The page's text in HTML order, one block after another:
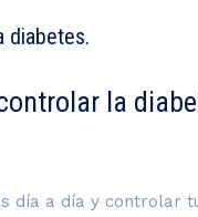
diabetes.
la
día a día y controlar